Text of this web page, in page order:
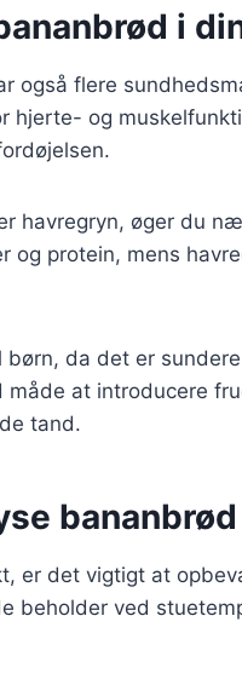
i
også flere
hjerte- og
havregryn, øger du
protein, mens
da det er
at introducere
tand.
bananbrød
er det vigtigt at
ved